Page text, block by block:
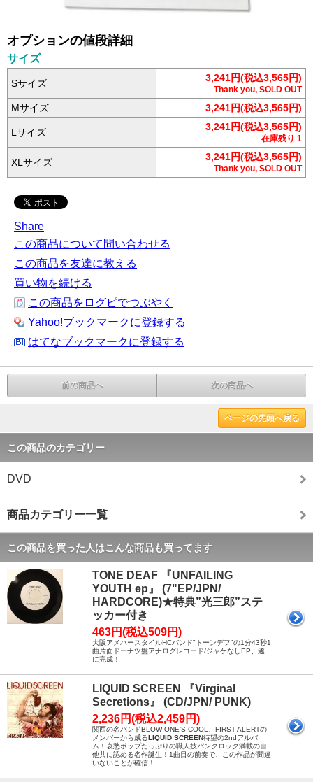
オプションの値段詳細
サイズ
Sサイズ 3,241円(税込3,565円)
Thank you, SOLD OUT
Mサイズ 3,241円(税込3,565円)
Lサイズ 3,241円(税込3,565円)
在庫残り 1
XLサイズ 3,241円(税込3,565円)
Thank you, SOLD OUT
Share
この商品について問い合わせる
この商品を友達に教える
買い物を続ける
この商品をログピでつぶやく
Yahoo!ブックマークに登録する
はてなブックマークに登録する
前の商品へ 次の商品へ
ページの先頭へ戻る
この商品のカテゴリー
DVD
商品カテゴリー一覧
この商品を買った人はこんな商品も買ってます
TONE DEAF 『UNFAILING
YOUTH ep』 (7"EP/JPN/
HARDCORE)★特典”光三郎”ステ
ッカー付き
463円(税込509円)
大阪アメハースタイルHCバンド"トーンデフ"の1分43秒1
曲片面ドーナツ盤アナログレコード/ジャケなしEP、遂
に完成！
LIQUID SCREEN 『Virginal
Secretions』 (CD/JPN/ PUNK)
2,236円(税込2,459円)
関西の名バンドBLOW ONE'S COOL、FIRST ALERTの
メンバーから成るLIQUID SCREEN待望の2ndアルバ
ム！哀愁ポップたっぷりの職人技パンクロック満載の自
他共に認める名作誕生！1曲目の前奏で、この作品が間違
いないことが確信！